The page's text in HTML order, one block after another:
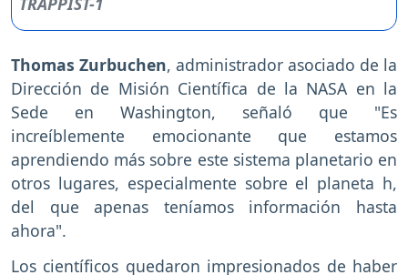
Thomas Zurbuchen, administrador asociado de la
Dirección de Misión Científica de la NASA en la
Sede en Washington, señaló que "Es
increíblemente emocionante que estamos
aprendiendo más sobre este sistema planetario en
otros lugares, especialmente sobre el planeta h,
del que apenas teníamos información hasta
ahora".
Los científicos quedaron impresionados de haber